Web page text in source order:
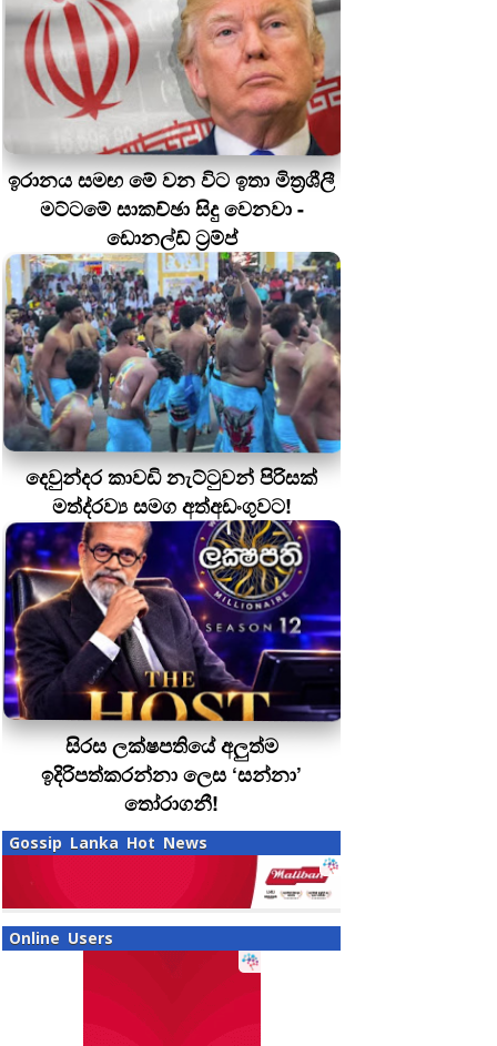
ඉරානය සමඟ මේ වන විට ඉතා මිත්‍රශීලී
මට්ටමේ සාකච්ඡා සිදු වෙනවා -
ඩොනල්ඩ් ට්‍රම්ප්
දෙවුන්දර කාවඩි නැට්ටුවන් පිරිසක්
මත්ද‍්‍රව්‍ය සමග අත්අඩංගුවට!
සිරස ලක්ෂපතියේ අලුත්ම
ඉදිරිපත්කරන්නා ලෙස ‘සන්නා’
තෝරාගනී!
Gossip Lanka Hot News
Online Users